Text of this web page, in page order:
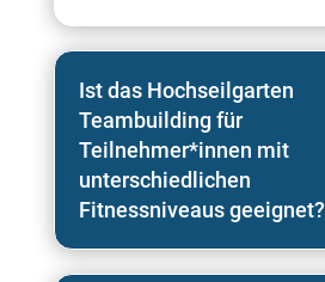
Ist das Hochseilgarten
Teambuilding für
Teilnehmer*innen mit
unterschiedlichen
Fitnessniveaus geeignet?